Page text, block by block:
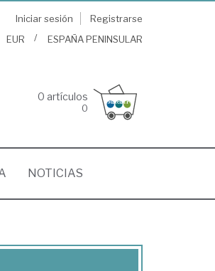
Iniciar sesión
Registrarse
EUR ESPAÑA PENINSULAR
0 artículos
0
NOTICIAS